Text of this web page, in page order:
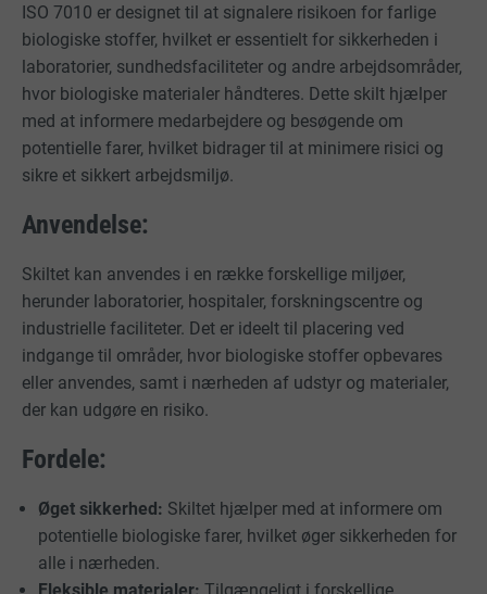
ISO 7010 er designet til at signalere risikoen for farlige
biologiske stoffer, hvilket er essentielt for sikkerheden i
laboratorier, sundhedsfaciliteter og andre arbejdsområder,
hvor biologiske materialer håndteres. Dette skilt hjælper
med at informere medarbejdere og besøgende om
potentielle farer, hvilket bidrager til at minimere risici og
sikre et sikkert arbejdsmiljø.
Anvendelse:
Skiltet kan anvendes i en række forskellige miljøer,
herunder laboratorier, hospitaler, forskningscentre og
industrielle faciliteter. Det er ideelt til placering ved
indgange til områder, hvor biologiske stoffer opbevares
eller anvendes, samt i nærheden af udstyr og materialer,
der kan udgøre en risiko.
Fordele:
Øget sikkerhed: Skiltet hjælper med at informere om
potentielle biologiske farer, hvilket øger sikkerheden for
alle i nærheden.